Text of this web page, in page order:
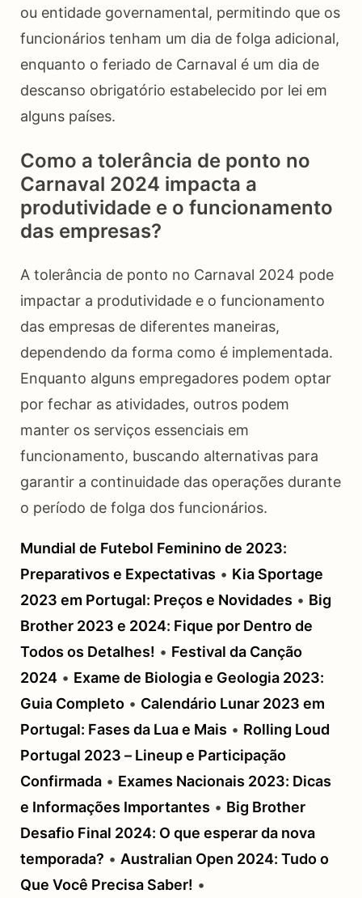
ou entidade governamental, permitindo que os
funcionários tenham um dia de folga adicional,
enquanto o feriado de Carnaval é um dia de
descanso obrigatório estabelecido por lei em
alguns países.
Como a tolerância de ponto no
Carnaval 2024 impacta a
produtividade e o funcionamento
das empresas?
A tolerância de ponto no Carnaval 2024 pode
impactar a produtividade e o funcionamento
das empresas de diferentes maneiras,
dependendo da forma como é implementada.
Enquanto alguns empregadores podem optar
por fechar as atividades, outros podem
manter os serviços essenciais em
funcionamento, buscando alternativas para
garantir a continuidade das operações durante
o período de folga dos funcionários.
Mundial de Futebol Feminino de 2023:
Preparativos e Expectativas • Kia Sportage
2023 em Portugal: Preços e Novidades • Big
Brother 2023 e 2024: Fique por Dentro de
Todos os Detalhes! • Festival da Canção
2024 • Exame de Biologia e Geologia 2023:
Guia Completo • Calendário Lunar 2023 em
Portugal: Fases da Lua e Mais • Rolling Loud
Portugal 2023 – Lineup e Participação
Confirmada • Exames Nacionais 2023: Dicas
e Informações Importantes • Big Brother
Desafio Final 2024: O que esperar da nova
temporada? • Australian Open 2024: Tudo o
Que Você Precisa Saber! •